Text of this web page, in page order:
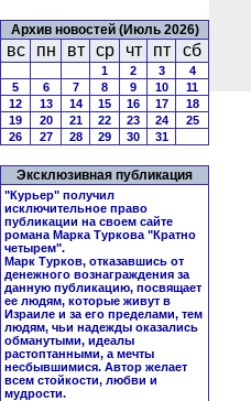
Архив новостей (Июль 2026)
вс пн вт ср чт пт сб
1 2 3
4
5
6 7 8 9 10
11
12
13 14 15 16 17
18
19
20 21 22 23 24
25
26
27 28 29 30 31
Эксклюзивная публикация
"Курьер" получил
исключительное право
публикации на своем сайте
романа Марка Туркова "Кратно
четырем".
Марк Турков, отказавшись от
денежного вознаграждения за
данную публикацию, посвящает
ее людям, которые живут в
Израиле и за его пределами, тем
людям, чьи надежды оказались
обманутыми, идеалы
растоптанными, а мечты
несбывшимися. Автор желает
всем стойкости, любви и
мудрости.